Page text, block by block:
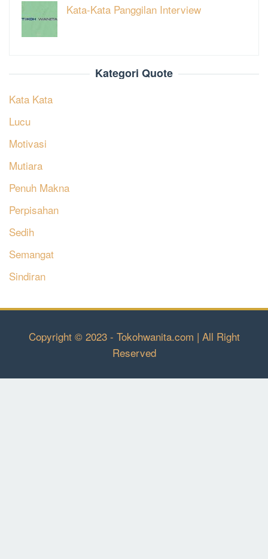
Kata-Kata Panggilan Interview
Kategori Quote
Kata Kata
Lucu
Motivasi
Mutiara
Penuh Makna
Perpisahan
Sedih
Semangat
Sindiran
Copyright © 2023 - Tokohwanita.com | All Right
Reserved